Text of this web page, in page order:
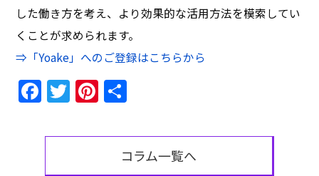
した働き方を考え、より効果的な活用方法を模索してい
くことが求められます。
⇒ 「Yoake」へのご登録はこちらから
Facebook
TwitterPinterest
コラム一覧へ